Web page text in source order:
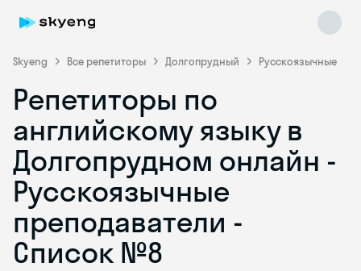
Skyeng Все репетиторы Долгопрудный Русскоязычные
Репетиторы по
английскому языку в
Долгопрудном онлайн -
Русскоязычные
преподаватели -
Список №8
online